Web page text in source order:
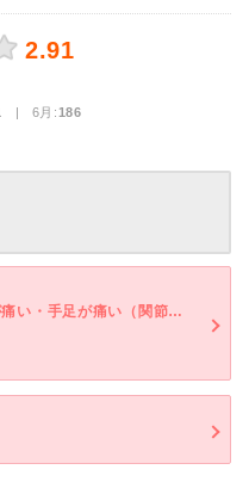
2.91
| 6月:186
肩こり・肩の痛み・手足の関節が痛い・手足が痛い（関節を除く）